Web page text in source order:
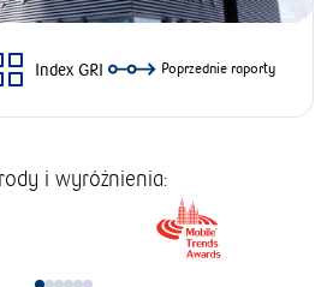
Index GRI Poprzednie raporty
i wyróżnienia: